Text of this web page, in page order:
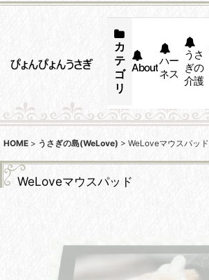
カ
テ
ゴ
リ
Aboutハー
ネス
うさ
ぎの
介護
HOME > うさぎの島(WeLove) > WeLoveマウスパッド
WeLoveマウスパッド